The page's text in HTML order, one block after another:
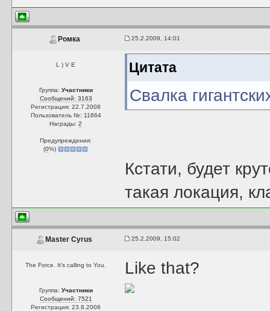
Ромка 25.2.2009, 14:01
L ) V E
Группа: Участники
Сообщений: 3163
Регистрация: 22.7.2008
Пользователь №: 11864
Награды:2
Предупреждения:
(0%)
Цитата
Свалка
Кстати, будет
такая локация,
Master Cyrus 25.2.2009, 15:02
The Force. It's calling to You.
Группа: Участники
Сообщений: 7521
Регистрация: 23.8.2008
Like that?